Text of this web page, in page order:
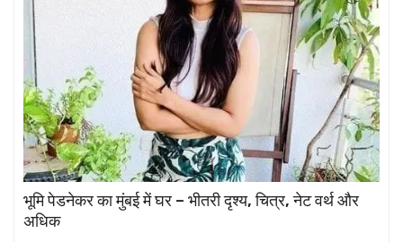
भूमि पेडनेकर का मुंबई में घर – भीतरी दृश्य, चित्र, नेट वर्थ और
अधिक